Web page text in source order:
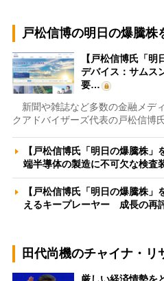
戸松信博の明日の爆騰株
【戸松信博氏「
デバイス：サムス
要…
新聞や雑誌など多数の金融メデ
クアドバイザーズ代表の戸松信博
【戸松信博氏「明日の爆騰株
端半導体の製造に不可欠な検査
【戸松信博氏「明日の爆騰株
えるキープレーヤー 成長の再
田代尚機のチャイナ・リ